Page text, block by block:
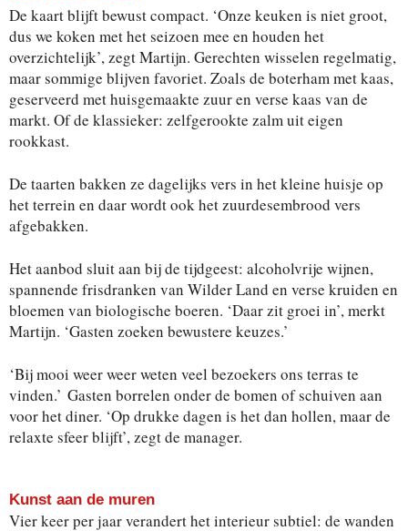
De kaart blijft bewust compact. ‘Onze keuken is niet groot,
dus we koken met het seizoen mee en houden het
overzichtelijk’, zegt Martijn. Gerechten wisselen regelmatig,
maar sommige blijven favoriet. Zoals de boterham met kaas,
geserveerd met huisgemaakte zuur en verse kaas van de
markt. Of de klassieker: zelfgerookte zalm uit eigen
rookkast.
De taarten bakken ze dagelijks vers in het kleine huisje op
het terrein en daar wordt ook het zuurdesembrood vers
afgebakken.
Het aanbod sluit aan bij de tijdgeest: alcoholvrije wijnen,
spannende frisdranken van Wilder Land en verse kruiden en
bloemen van biologische boeren. ‘Daar zit groei in’, merkt
Martijn. ‘Gasten zoeken bewustere keuzes.’
‘Bij mooi weerweer weten veel bezoekers ons terras te
vinden.’ Gasten borrelen onder de bomen of schuiven aan
voor het diner. ‘Op drukke dagen is het dan hollen, maar de
relaxte sfeer blijft’, zegt de manager.
Kunst aan de muren
Vier keer per jaar verandert het interieur subtiel: de wanden